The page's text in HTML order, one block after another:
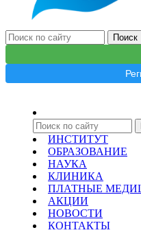
ИНСТИТУТ
ОБРАЗОВАНИЕ
НАУКА
КЛИНИКА
ПЛАТНЫЕ
АКЦИИ
НОВОСТИ
КОНТАКТЫ